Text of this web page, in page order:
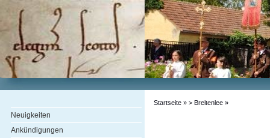
Neuigkeiten
Ankündigungen
Startseite » > Breitenlee »